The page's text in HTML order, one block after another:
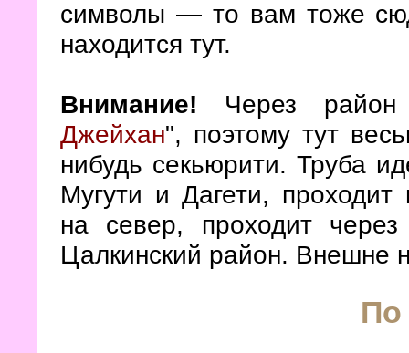
символы — то вам тоже
находится тут.
Внимание! Через район
Джейхан", поэтому тут
нибудь секьюрити. Труба
Мугути и Дагети,
на север, проходит
Цалкинский район. Внешне
По